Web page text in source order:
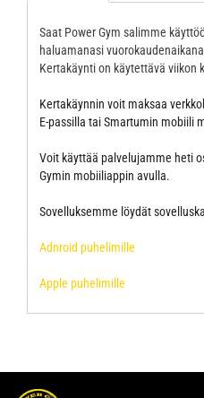
Saat Power Gym salimme
haluamanasi
Kertakäynti on käytettävä viikon
Kertakäynnin voit maksaa
E-passilla tai Smartumin mobiili
Voit käyttää palvelujamme heti
Gymin mobiiliappin avulla.
Sovelluksemme löydät
Adnroid puhelimille
Apple puhelimille